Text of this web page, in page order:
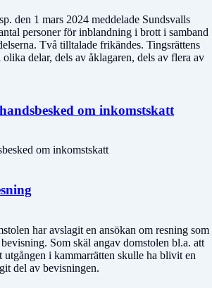
den 1 mars 2024 meddelade Sundsvalls
personer för inblandning i brott i samband
Två tilltalade frikändes. Tingsrättens
delar, dels av åklagaren, dels av flera av
om inkomstskatt
om inkomstskatt
har avslagit en ansökan om resning som
Som skäl angav domstolen bl.a. att
utgången i kammarrätten skulle ha blivit en
del av bevisningen.